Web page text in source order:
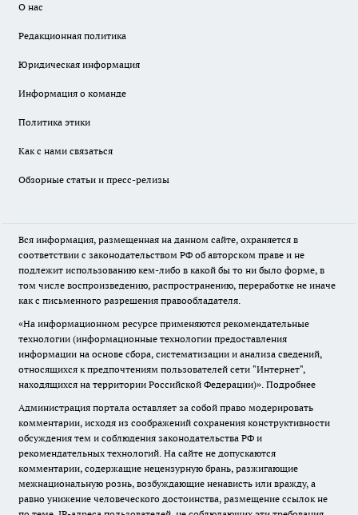
О нас
Редакционная политика
Юридическая информация
Информация о команде
Политика этики
Как с нами связаться
Обзорные статьи и пресс-релизы
Вся информация, размещенная на данном сайте, охраняется в
соответствии с законодательством РФ об авторском праве и не
подлежит использованию кем-либо в какой бы то ни было форме, в
том числе воспроизведению, распространению, переработке не иначе
как с письменного разрешения правообладателя.
«На информационном ресурсе применяются рекомендательные
технологии (информационные технологии предоставления
информации на основе сбора, систематизации и анализа сведений,
относящихся к предпочтениям пользователей сети "Интернет",
находящихся на территории Российской Федерации)». Подробнее
Администрация портала оставляет за собой право модерировать
комментарии, исходя из соображений сохранения конструктивности
обсуждения тем и соблюдения законодательства РФ и
рекомендательных технологий. На сайте не допускаются
комментарии, содержащие нецензурную брань, разжигающие
межнациональную рознь, возбуждающие ненависть или вражду, а
равно унижение человеческого достоинства, размещение ссылок не